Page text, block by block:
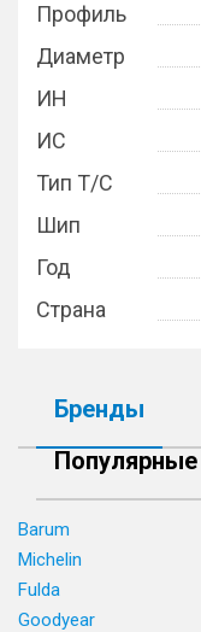
Профиль
Диаметр
ИН
ИС
Тип Т/С
Шип
Год
Страна
Бренды
Barum
Michelin
Fulda
Goodyear